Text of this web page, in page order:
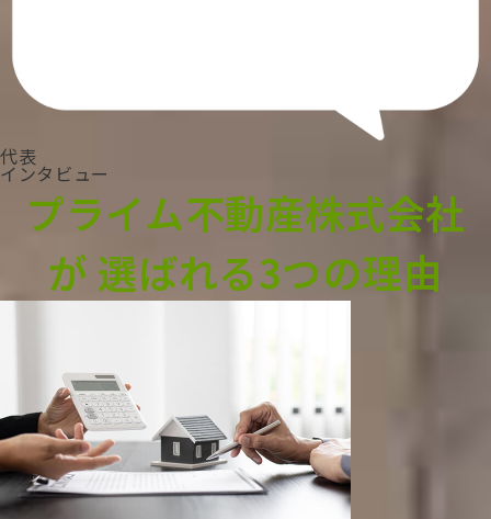
代表
インタビュー
プライム不動産株式会社
が 選ばれる3つの理由